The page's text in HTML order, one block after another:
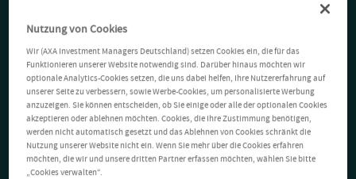
Nutzung von Cookies
Wir (AXA Investment Managers Deutschland) setzen Cookies ein, die für das
Funktionieren unserer Website notwendig sind. Darüber hinaus möchten wir
optionale Analytics-Cookies setzen, die uns dabei helfen, Ihre Nutzererfahrung auf
unserer Seite zu verbessern, sowie Werbe-Cookies, um personalisierte Werbung
anzuzeigen. Sie können entscheiden, ob Sie einige oder alle der optionalen Cookies
akzeptieren oder ablehnen möchten. Cookies, die Ihre Zustimmung benötigen,
werden nicht automatisch gesetzt und das Ablehnen von Cookies schränkt die
Nutzung unserer Website nicht ein. Wenn Sie mehr über die Cookies erfahren
möchten, die wir und unsere dritten Partner erfassen möchten, wählen Sie bitte
„Cookies verwalten“.